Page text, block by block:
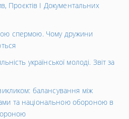
Проєктів І Документальних
спермою. Чому дружини
української молоді. Звіт за
балансування між
та національною обороною в